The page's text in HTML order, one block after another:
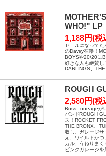
WHO!" LP
1,188円(税
セールになってた
のDavey在籍！
BOYSや20/20に
好きな人も絶賛し
DARLINGS、
ROUGH
2,580円(税
Boss Tuneageが
バンドROUGH
ス！ROCKET
THE BRONX、
収し、ガレージサ
え、ワイルドか
カル、うねりまく
ビングガレージを